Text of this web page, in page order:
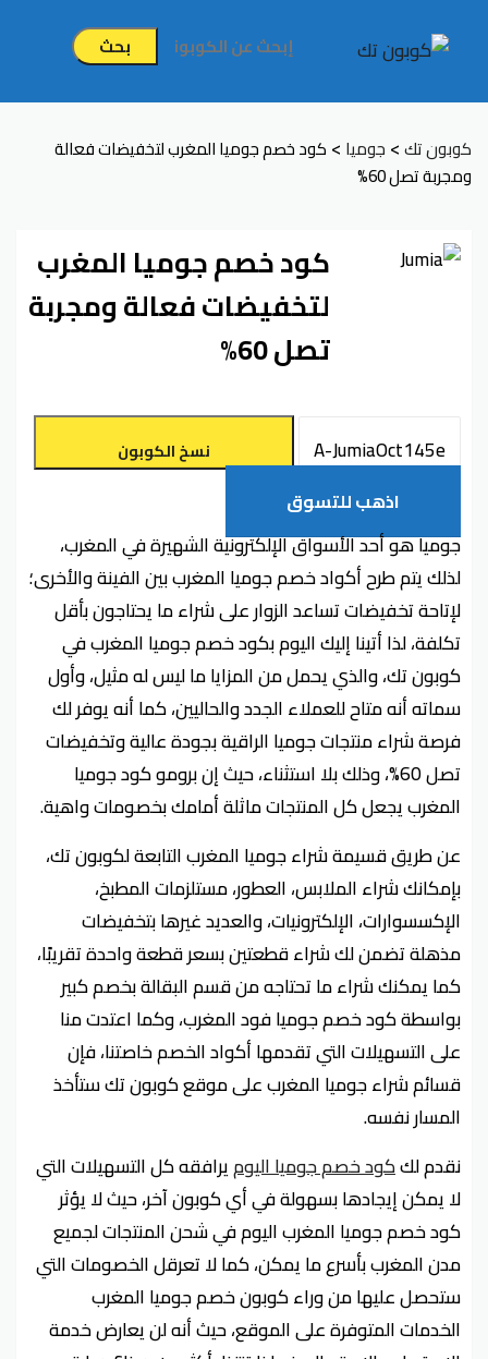
بحث
كوبون تك> جوميا > كود خصم جوميا المغرب لتخفيضات فعالة
ومجربة تصل 60%
كود خصم جوميا المغرب
لتخفيضات فعالة ومجربة
تصل 60%
نسخ الكوبون
اذهب للتسوق
جوميا هو أحد الأسواق الإلكترونية الشهيرة في المغرب،
لذلك يتم طرح أكواد خصم جوميا المغرب بين الفينة والأخرى؛
لإتاحة تخفيضات تساعد الزوار على شراء ما يحتاجون بأقل
تكلفة، لذا أتينا إليك اليوم بكود خصم جوميا المغرب في
كوبون تك، والذي يحمل من المزايا ما ليس له مثيل، وأول
سماته أنه متاح للعملاء الجدد والحاليين، كما أنه يوفر لك
فرصة شراء منتجات جوميا الراقية بجودة عالية وتخفيضات
تصل 60%، وذلك بلا استثناء، حيث إن برومو كود جوميا
المغرب يجعل كل المنتجات ماثلة أمامك بخصومات واهية.
عن طريق قسيمة شراء جوميا المغرب التابعة لكوبون تك،
بإمكانك شراء الملابس، العطور، مستلزمات المطبخ،
الإكسسوارات، الإلكترونيات، والعديد غيرها بتخفيضات
مذهلة تضمن لك شراء قطعتين بسعر قطعة واحدة تقريبًا،
كما يمكنك شراء ما تحتاجه من قسم البقالة بخصم كبير
بواسطة كود خصم جوميا فود المغرب، وكما اعتدت منا
على التسهيلات التي تقدمها أكواد الخصم خاصتنا، فإن
قسائم شراء جوميا المغرب على موقع كوبون تك ستأخذ
المسار نفسه.
نقدم لككود خصم جوميا اليوميرافقه كل التسهيلات التي
لا يمكن إيجادها بسهولة في أي كوبون آخر، حيث لا يؤثر
كود خصم جوميا المغرب اليوم في شحن المنتجات لجميع
مدن المغرب بأسرع ما يمكن، كما لا تعرقل الخصومات التي
ستحصل عليها من وراء كوبون خصم جوميا المغرب
الخدمات المتوفرة على الموقع، حيث أنه لن يعارض خدمة